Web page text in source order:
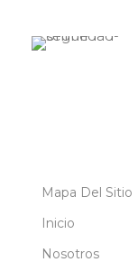
Mapa Del Sitio
Inicio
Nosotros